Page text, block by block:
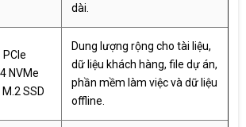
dài.
PCIe
NVMe
M.2 SSD
Dung lượng rộng cho tài liệu,
dữ liệu khách hàng, file dự án,
phần mềm làm việc và dữ liệu
offline.